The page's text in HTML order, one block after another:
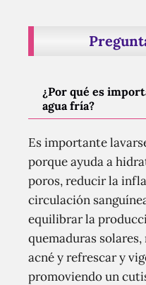
¿Por qué es
agua fría?
Es importante
porque ayuda a
poros, reducir la
circulación
equilibrar la
quemaduras
acné y refrescar y
promoviendo un